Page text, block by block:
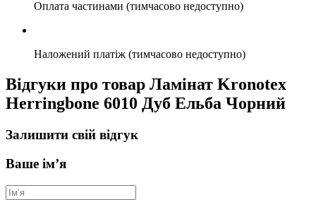
Оплата частинами (тимчасово недоступно)
Наложений платіж (тимчасово недоступно)
Відгуки про товар Ламінат Kronotex
Herringbone 6010 Дуб Ельба Чорний
Залишити свій відгук
Ваше ім’я